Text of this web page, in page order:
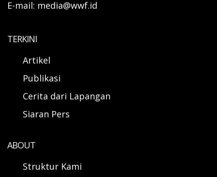
E-mail: media@wwf.id
TERKINI
Artikel
Publikasi
Cerita dari Lapangan
Siaran Pers
ABOUT
Struktur Kami